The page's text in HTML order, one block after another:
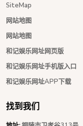
SiteMap
网站地图
网站地图
和记娱乐网址网页版
和记娱乐网址手机版入口
和记娱乐网址APP下载
找到我们